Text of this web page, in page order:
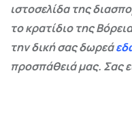
ιστοσελίδα της
το κρατίδιο της
την δική σας δωρεά
προσπάθειά μας. Σας